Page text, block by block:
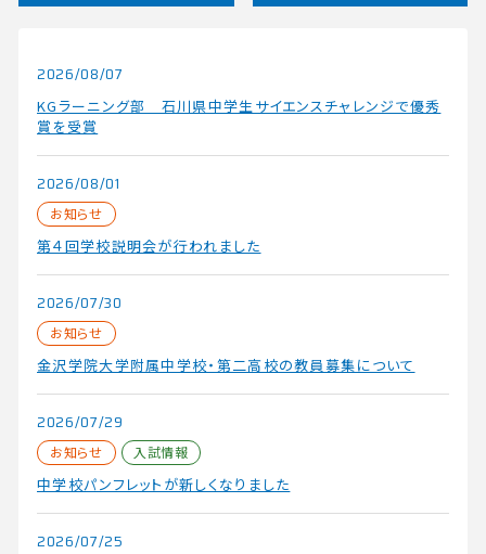
中学校寮について
2026/08/07
KGラーニング部 石川県中学生サイエンスチャレンジで優秀
賞を受賞
2026/08/01
お知らせ
第４回学校説明会が行われました
2026/07/30
お知らせ
金沢学院大学附属中学校・第二高校の教員募集について
2026/07/29
お知らせ 入試情報
中学校パンフレットが新しくなりました
2026/07/25